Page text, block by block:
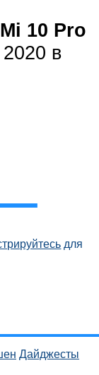
10 Pro
в
для
Дайджесты